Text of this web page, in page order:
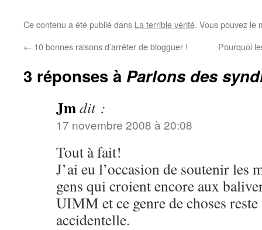
Ce contenu a été publié dans La terrible vérité. Vous pouvez le
← 10 bonnes raisons d’arrêter de blogguer ! Pourquoi
3 réponses à Parlons des
Jmdit :
17 novembre 2008 à 20:08
Tout à fait!
J’ai eu l’occasion de soutenir les
gens qui croient encore aux
UIMM et ce genre de choses
accidentelle.